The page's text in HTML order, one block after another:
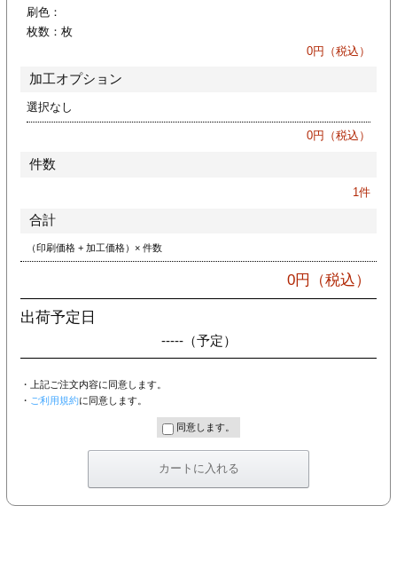
リーブ
刷色：
枚数： 枚
0円（税込）
加工オプション
選択なし
0円（税込）
件数
1件
合計
（印刷価格 + 加工価格）× 件数
0円（税込）
出荷予定日
-----（予定）
・上記ご注文内容に同意します。
・ ご利用規約に同意します。
同意します。